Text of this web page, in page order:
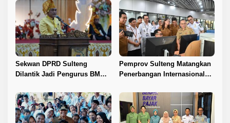
Sekwan DPRD Sulteng
Dilantik Jadi Pengurus BMA
Pemprov Sulteng Matangkan
Penerbangan Internasional